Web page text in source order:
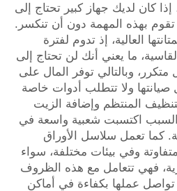
إذا كان لديك جهاز كبير تحتاج إلى
بهذه المهمة دون أن تنكسر.
العالية، إذ تدوم لفترة
ما يعني أنك لن تحتاج إلى
وبالتالي توفر المال على
صيانتها ولا تتطلب أدوات خاصة
المنتظم وإضافة الزيت
السبب اكتسبت شعبية واسعة في
كما تعمل سلاسل الأوراق
وفي بيئات مختلفة، سواء
فهي تتعامل مع هذه الظروف
تواصل عملها بكفاءة في أماكن